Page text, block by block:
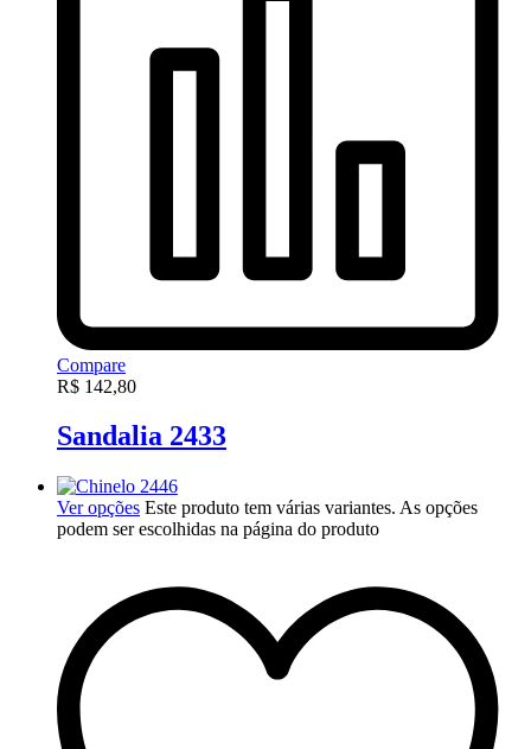
Compare
R$ 142,80
Sandalia 2433
Ver opções Este produto tem várias variantes. As opções
podem ser escolhidas na página do produto